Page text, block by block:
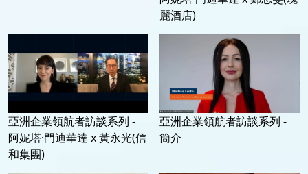
麗酒店)
亞洲企業領航者訪談系列 -
阿妮塔·門迪華達 x 黃永光(信
和集團)
亞洲企業領航者訪談系列 -
簡介